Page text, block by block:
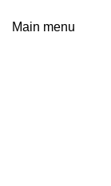
Main menu